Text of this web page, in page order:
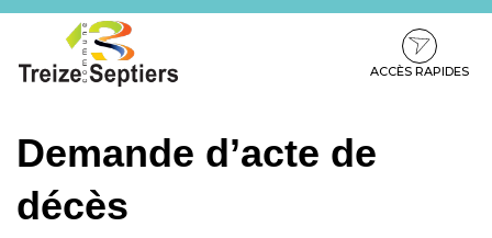
contenu
pied
ACCÈS RAPIDES
Demande d’acte de
décès